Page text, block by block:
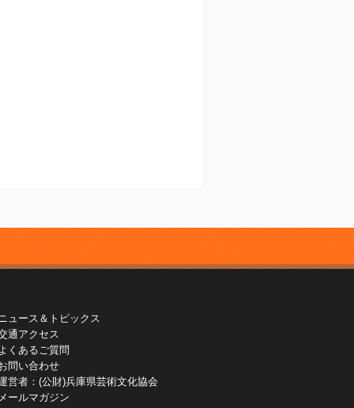
ュース＆トピックス
通アクセス
くあるご質問
問い合わせ
営者：(公財)兵庫県芸術文化協会
ールマガジン